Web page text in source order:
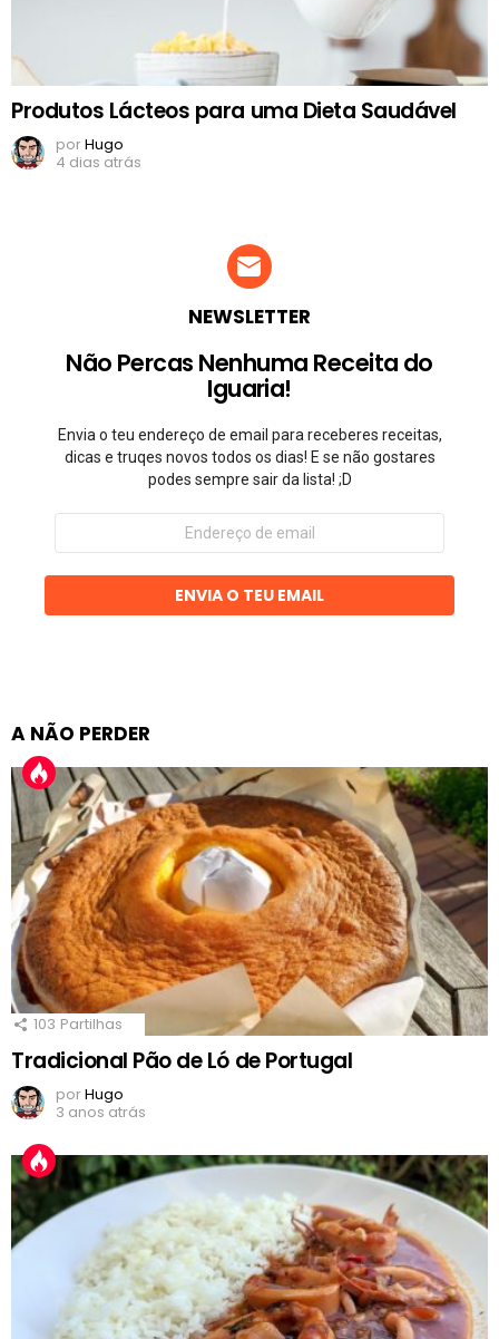
Produtos Lácteos para uma Dieta Saudável
porHugo
4 dias atrás
NEWSLETTER
Não Percas Nenhuma Receita do
Iguaria!
Envia o teu endereço de email para receberes receitas,
dicas e truqes novos todos os dias! E se não gostares
podes sempre sair da lista! ;D
Endereço
email
ENVIA O TEU EMAIL
A NÃO PERDER
103 Partilhas
Tradicional Pão de Ló de Portugal
porHugo
3 anos atrás